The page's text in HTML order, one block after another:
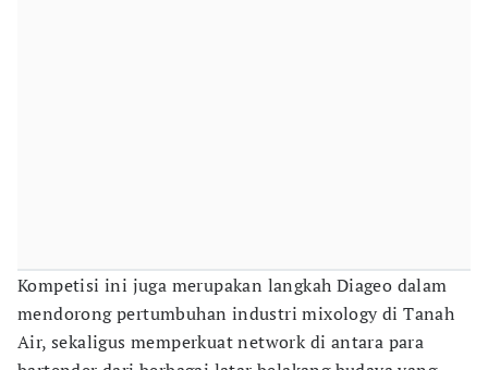
Kompetisi ini juga merupakan langkah Diageo dalam
mendorong pertumbuhan industri mixology di Tanah
Air, sekaligus memperkuat network di antara para